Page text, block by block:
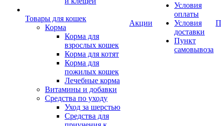
Товары для кошек
Корма
Корма для
взрослых кошек
Корма для котят
Корма для
пожилых кошек
Лечебные корма
Витамины и добавки
Средства по уходу
Уход за шерстью
Средства для
Акции
Условия
оплаты
Условия
доставки
Пункт
самовывоза